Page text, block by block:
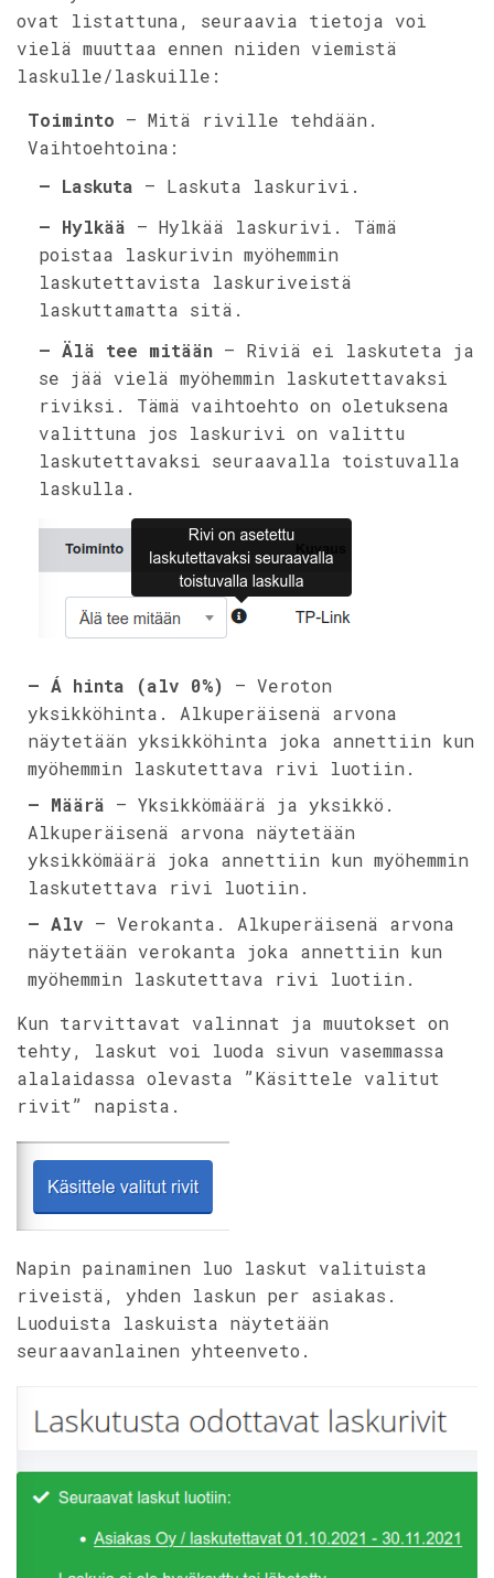
ovat listattuna, seuraavia tietoja voi
vielä muuttaa ennen niiden viemistä
laskulle/laskuille:
Toiminto – Mitä riville tehdään.
Vaihtoehtoina:
– Laskuta – Laskuta laskurivi.
– Hylkää – Hylkää laskurivi. Tämä
poistaa laskurivin myöhemmin
laskutettavista laskuriveistä
laskuttamatta sitä.
– Älä tee mitään – Riviä ei laskuteta ja
se jää vielä myöhemmin laskutettavaksi
riviksi. Tämä vaihtoehto on oletuksena
valittuna jos laskurivi on valittu
laskutettavaksi seuraavalla toistuvalla
laskulla.
– Á hinta (alv 0%) – Veroton
yksikköhinta. Alkuperäisenä arvona
näytetään yksikköhinta joka annettiin kun
myöhemmin laskutettava rivi luotiin.
– Määrä – Yksikkömäärä ja yksikkö.
Alkuperäisenä arvona näytetään
yksikkömäärä joka annettiin kun myöhemmin
laskutettava rivi luotiin.
– Alv – Verokanta. Alkuperäisenä arvona
näytetään verokanta joka annettiin kun
myöhemmin laskutettava rivi luotiin.
Kun tarvittavat valinnat ja muutokset on
tehty, laskut voi luoda sivun vasemmassa
alalaidassa olevasta ”Käsittele valitut
rivit” napista.
Napin painaminen luo laskut valituista
riveistä, yhden laskun per asiakas.
Luoduista laskuista näytetään
seuraavanlainen yhteenveto.